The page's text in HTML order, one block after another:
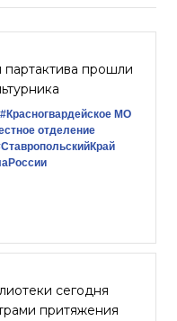
партактива прошли
#Красногвардейское МО
отделение
сегодня
притяжения